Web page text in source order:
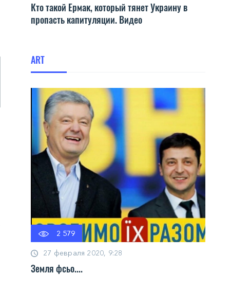
Кто такой Ермак, который тянет Украину в
пропасть капитуляции. Видео
ART
2 579
27 февраля 2020, 9:28
Земля фсьо....